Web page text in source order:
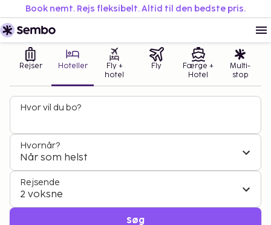
Book nemt. Rejs fleksibelt. Altid til den bedste pris.
Rejser Hoteller
Fly +
hotel
Fly
Færge +
Hotel
Multi-
stop
Hvor vil du bo?
Hvornår?
Når som helst
Rejsende
2 voksne
Søg